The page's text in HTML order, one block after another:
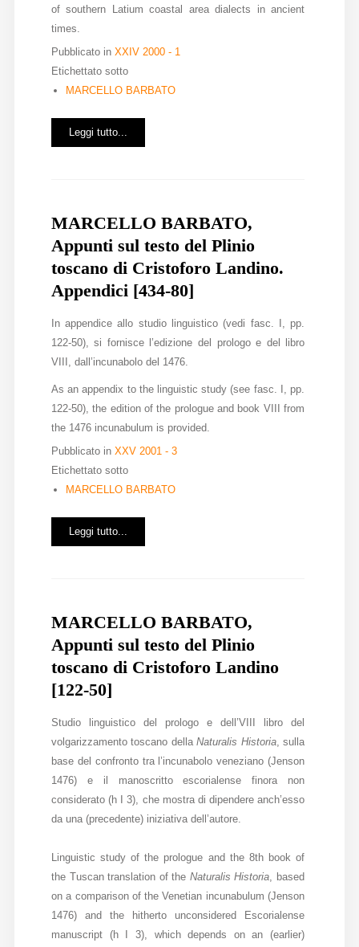
of southern Latium coastal area dialects in ancient
times.
Pubblicato in XXIV 2000 - 1
Etichettato sotto
MARCELLO BARBATO
Leggi tutto...
MARCELLO BARBATO,
Appunti sul testo del Plinio
toscano di Cristoforo Landino.
Appendici [434-80]
In appendice allo studio linguistico (vedi fasc. I, pp.
122-50), si fornisce l’edizione del prologo e del libro
VIII, dall’incunabolo del 1476.
As an appendix to the linguistic study (see fasc. I, pp.
122-50), the edition of the prologue and book VIII from
the 1476 incunabulum is provided.
Pubblicato in XXV 2001 - 3
Etichettato sotto
MARCELLO BARBATO
Leggi tutto...
MARCELLO BARBATO,
Appunti sul testo del Plinio
toscano di Cristoforo Landino
[122-50]
Studio linguistico del prologo e dell’VIII libro del
volgarizzamento toscano dellaNaturalis Historia, sulla
base del confronto tra l’incunabolo veneziano (Jenson
1476) e il manoscritto escorialense finora non
considerato (h I 3), che mostra di dipendere anch’esso
da una (precedente) iniziativa dell’autore.
Linguistic study of the prologue and the 8th book of
the Tuscan translation of the Naturalis Historia, based
on a comparison of the Venetian incunabulum (Jenson
1476) and the hitherto unconsidered Escorialense
manuscript (h I 3), which depends on an (earlier)